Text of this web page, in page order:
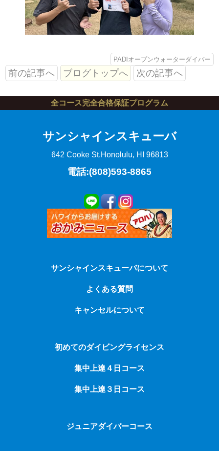
PADIオープンウォーターダイバー
前の記事へ ブログトップへ 次の記事へ
全コース完全合格保証プログラム
サンシャインスキューバ
642 Cooke St.Honolulu, HI 96813
電話:(808)593-8865
サンシャインスキューバについて
よくある質問
キャンセルについて
初めてのダイビングライセンス
集中上達４日コース
集中上達３日コース
ジュニアダイバーコース